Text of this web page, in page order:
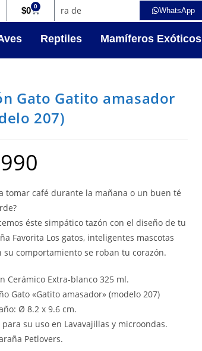
$0 0 WhatsApp
Reptiles Mamíferos Exóticos
Gato Gatito amasador
207)
tomar café durante la mañana o un buen té
éste simpático tazón con el diseño de tu
Favorita Los gatos, inteligentes mascotas
su comportamiento se roban tu corazón.
Cerámico Extra-blanco 325 ml.
Gato «Gatito amasador» (modelo 207)
Ø 8.2 x 9.6 cm.
para su uso en Lavavajillas y microondas.
Petlovers.